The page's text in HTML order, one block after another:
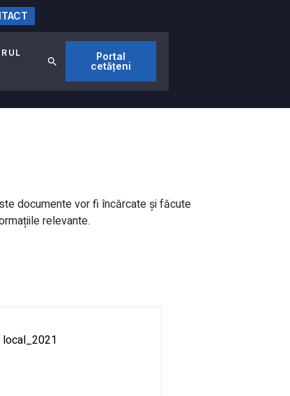
Portal
cetățeni
documente vor fi încărcate și făcute
relevante.